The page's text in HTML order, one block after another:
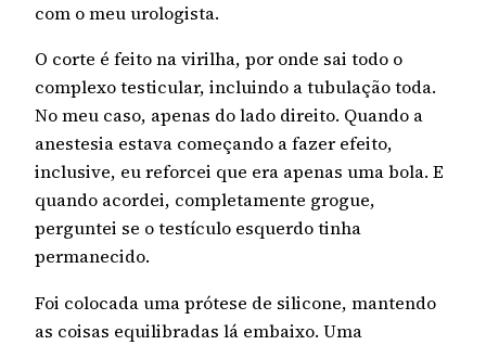
com o meu urologista.
O corte é feito na virilha, por onde sai todo o
complexo testicular, incluindo a tubulação toda.
No meu caso, apenas do lado direito. Quando a
anestesia estava começando a fazer efeito,
inclusive, eu reforcei que era apenas uma bola. E
quando acordei, completamente grogue,
perguntei se o testículo esquerdo tinha
permanecido.
Foi colocada uma prótese de silicone, mantendo
as coisas equilibradas lá embaixo. Uma